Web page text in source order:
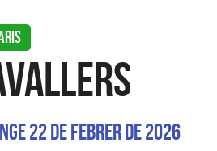
22 de Febrer de 2026